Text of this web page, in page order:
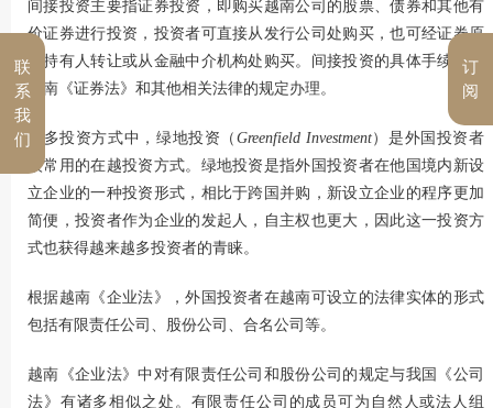
间接投资主要指证券投资，即购买越南公司的股票、债券和其他有
价证券进行投资，投资者可直接从发行公司处购买，也可经证券原
先持有人转让或从金融中介机构处购买。间接投资的具体手续根据
越南《证券法》和其他相关法律的规定办理。
众多投资方式中，绿地投资（Greenfield Investment）是外国投资者
较常用的在越投资方式。绿地投资是指外国投资者在他国境内新设
立企业的一种投资形式，相比于跨国并购，新设立企业的程序更加
简便，投资者作为企业的发起人，自主权也更大，因此这一投资方
式也获得越来越多投资者的青睐。
根据越南《企业法》，外国投资者在越南可设立的法律实体的形式
包括有限责任公司、股份公司、合名公司等。
越南《企业法》中对有限责任公司和股份公司的规定与我国《公司
法》有诸多相似之处。有限责任公司的成员可为自然人或法人组
订
阅
联
系
我
们